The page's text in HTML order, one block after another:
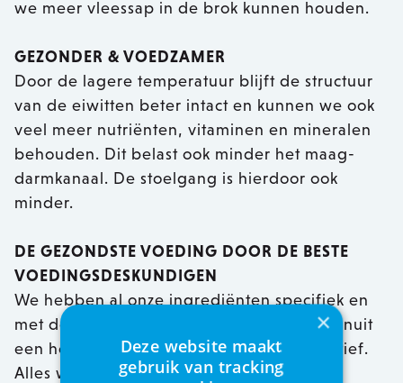
we meer vleessap in de brok kunnen houden.
GEZONDER & VOEDZAMER
Door de lagere temperatuur blijft de structuur
van de eiwitten beter intact en kunnen we ook
veel meer nutriënten, vitaminen en mineralen
behouden. Dit belast ook minder het maag-
darmkanaal. De stoelgang is hierdoor ook
minder.
DE GEZONDSTE VOEDING DOOR DE BESTE
VOEDINGSDESKUNDIGEN
We hebben al onze ingrediënten specifiek en
met de grootste aandacht geselecteerd vanuit
een holistisch en orthomoleculair perspectief.
Alles waar niet genoeg onderzoek naar is
×
Deze website maakt
gebruik van tracking